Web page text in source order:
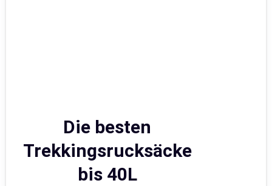
Die besten
Trekkingsrucksäcke
bis 40L